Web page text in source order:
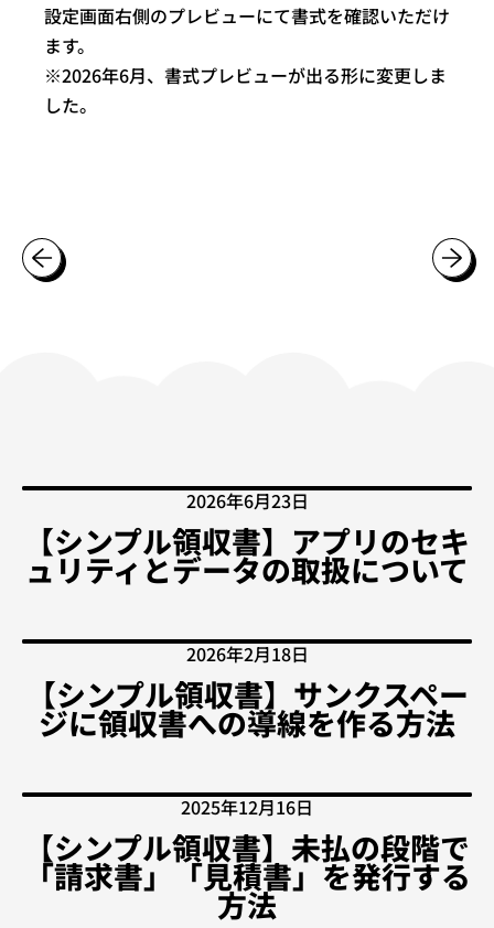
設定画面右側のプレビューにて書式を確認いただけ
ます。
※2026年6月、書式プレビューが出る形に変更しま
した。
2026年6月23日
【シンプル領収書】アプリのセキ
ュリティとデータの取扱について
2026年2月18日
【シンプル領収書】サンクスペー
ジに領収書への導線を作る方法
2025年12月16日
【シンプル領収書】未払の段階で
「請求書」「見積書」を発行する
方法